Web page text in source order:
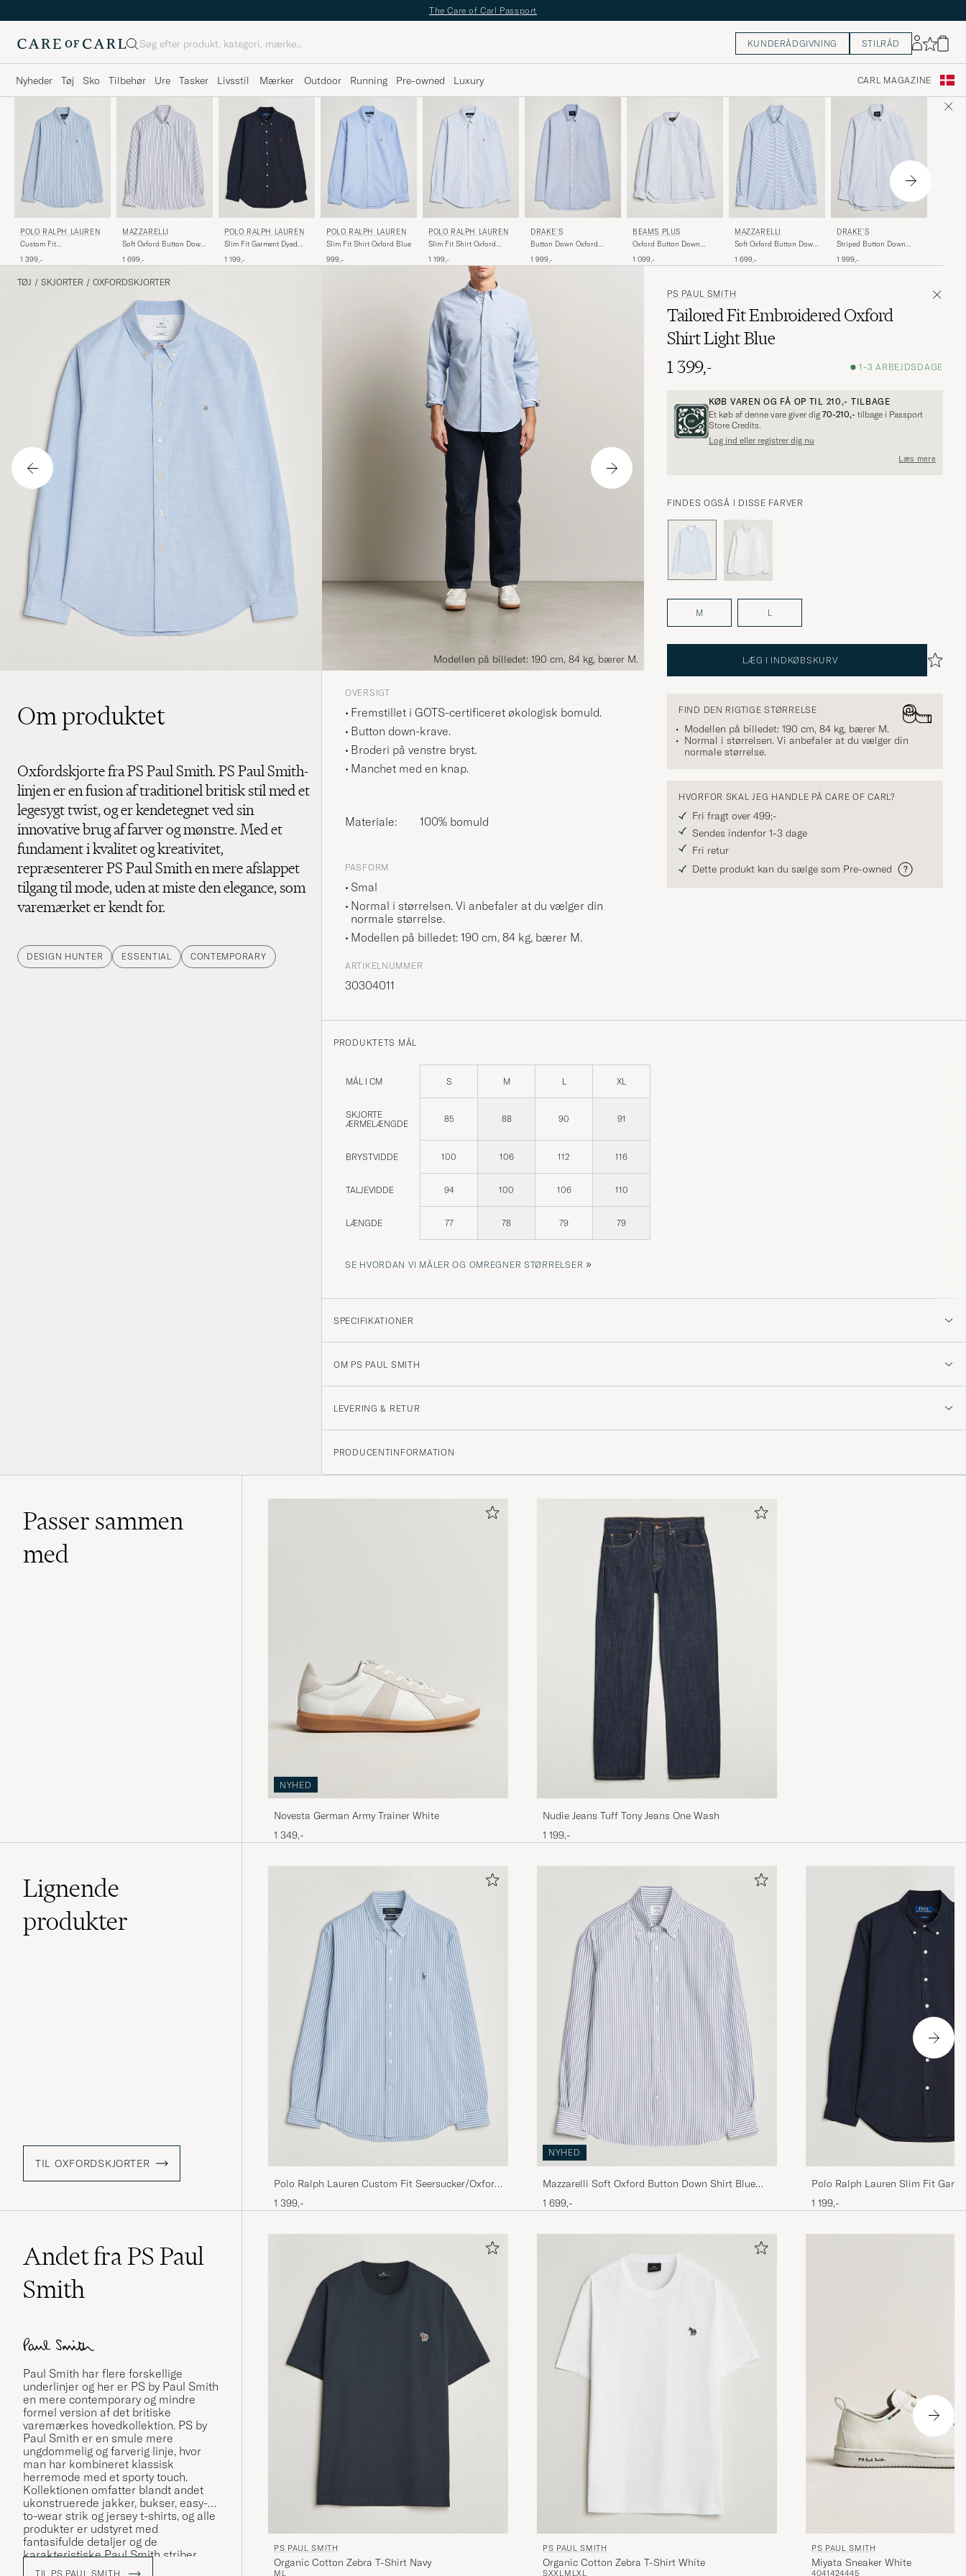
The Care of Carl Passport
Søg KUNDERÅDGIVNING STILRÅD
Nyheder Tøj Sko Tilbehør Ure Tasker Livsstil Mærker Outdoor Running Pre-owned Luxury CARL MAGAZINE
POLO RALPH LAUREN
Custom Fit
Shirt Blue
1 399,-
MAZZARELLI
Soft Oxford Button Down
1 699,-
POLO RALPH LAUREN
Slim Fit Garment Dyed
1 199,-
POLO RALPH LAUREN
Slim Fit Shirt Oxford Blue
999,-
POLO RALPH LAUREN
Slim Fit Shirt Oxford
1 199,-
DRAKE'S
Button Down Oxford
1 999,-
BEAMS PLUS
Oxford Button Down
1 099,-
MAZZARELLI
Soft Oxford Button Down
1 699,-
DRAKE'S
Striped Button Down
1 999,-
Blue
TØJ / SKJORTER / OXFORDSKJORTER
Modellen på billedet: 190 cm, 84 kg, bærer M.
PS PAUL SMITH
Tailored Fit Embroidered Oxford
Shirt Light Blue
1 399,-
1-3 ARBEJDSDAGE
KØB VAREN OG FÅ OP TIL 210,- TILBAGE
Et køb af denne vare giver dig 70-210,- tilbage i Passport
Store Credits.
Log ind eller registrer dig nu
Læs mere
FINDES OGSÅ I DISSE FARVER
M L
LÆG I INDKØBSKURV
FIND DEN RIGTIGE STØRRELSE
Modellen på billedet: 190 cm, 84 kg, bærer M.
Normal i størrelsen. Vi anbefaler at du vælger din
normale størrelse.
HVORFOR SKAL JEG HANDLE PÅ CARE OF CARL?
Fri fragt over 499;-
Sendes indenfor 1-3 dage
Fri retur
Dette produkt kan du sælge som Pre-owned
Om produktet
Oxfordskjorte fra PS Paul Smith. PS Paul Smith-
linjen er en fusion af traditionel britisk stil med et
legesygt twist, og er kendetegnet ved sin
innovative brug af farver og mønstre. Med et
fundament i kvalitet og kreativitet,
repræsenterer PS Paul Smith en mere afslappet
tilgang til mode, uden at miste den elegance, som
varemærket er kendt for.
DESIGN HUNTER ESSENTIAL CONTEMPORARY
OVERSIGT
Fremstillet i GOTS-certificeret økologisk bomuld.
Button down-krave.
Broderi på venstre bryst.
Manchet med en knap.
Materiale: 100% bomuld
PASFORM
Smal
Normal i størrelsen. Vi anbefaler at du vælger din
normale størrelse.
Modellen på billedet: 190 cm, 84 kg, bærer M.
ARTIKELNUMMER
30304011
PRODUKTETS MÅL
MÅL I CM S M L XL
SKJORTE
ÆRMELÆNGDE
85 88 90 91
BRYSTVIDDE 100 106 112 116
TALJEVIDDE 94 100 106 110
LÆNGDE 77 78 79 79
SE HVORDAN VI MÅLER OG OMREGNER STØRRELSER »
SPECIFIKATIONER
OM PS PAUL SMITH
LEVERING & RETUR
PRODUCENTINFORMATION
Passer sammen
med
NYHED
Novesta German Army Trainer White
1 349,-
Nudie Jeans Tuff Tony Jeans One Wash
1 199,-
Lignende
produkter
TIL OXFORDSKJORTER
Polo Ralph Lauren Custom Fit Seersucker/Oxford
Stripe Shirt Blue
1 399,-
NYHED
Mazzarelli Soft Oxford Button Down Shirt Blue
Stripe
1 699,-
Polo Ralph Lauren Slim Fit
Shirt Navy
1 199,-
Andet fra PS Paul
Smith
Paul Smith har flere forskellige
underlinjer og her er PS by Paul Smith
en mere contemporary og mindre
formel version af det britiske
varemærkes hovedkollektion. PS by
Paul Smith er en smule mere
ungdommelig og farverig linje, hvor
man har kombineret klassisk
herremode med et sporty touch.
Kollektionen omfatter blandt andet
ukonstruerede jakker, bukser, easy-
to-wear strik og jersey t-shirts, og alle
produkter er udstyret med
fantasifulde detaljer og de
karakteristiske Paul Smith striber
samt logo.
TIL PS PAUL SMITH
PS PAUL SMITH
Organic Cotton Zebra T-Shirt Navy
M L
PS PAUL SMITH
Organic Cotton Zebra T-Shirt White
SXXLM LXL
PS PAUL SMITH
Miyata Sneaker White
4041424445